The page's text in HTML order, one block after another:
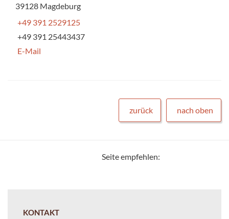
39128 Magdeburg
+49 391 2529125
+49 391 25443437
E-Mail
zurück nach oben
Seite empfehlen:
KONTAKT